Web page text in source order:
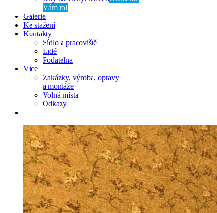
Vám to!
Galerie
Ke stažení
Kontakty
Sídlo a pracoviště
Lidé
Podatelna
Více
Zakázky, výroba, opravy
a montáže
Volná místa
Odkazy